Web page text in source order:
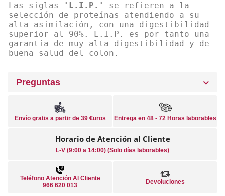
Las siglas
'L.I.P.'
se refieren a la
selección de proteínas atendiendo a su
alta asimilación, con una digestibilidad
superior al 90%. L.I.P. es por tanto una
garantía de muy alta digestibilidad y de
buena salud del colon.
Preguntas
Envío gratis a partir de 39 €uros Entrega en 48 - 72 Horas laborables
Horario de Atención al Cliente
L-V (9:00 a 14:00) (Solo días laborables)
Teléfono Atención Al Cliente
966 620 013
Devoluciones